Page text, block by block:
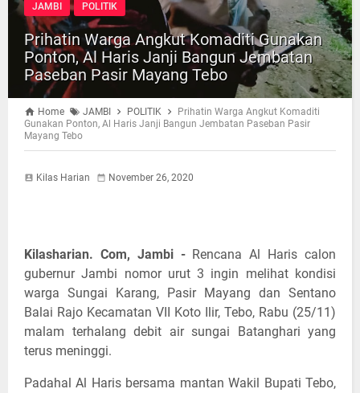
JAMBI POLITIK
Prihatin Warga Angkut Komaditi Gunakan
Ponton, Al Haris Janji Bangun Jembatan
Paseban Pasir Mayang Tebo
Home JAMBI POLITIK
Prihatin Warga Angkut Komaditi
Gunakan Ponton, Al Haris Janji Bangun Jembatan Paseban Pasir
Mayang Tebo
Kilas Harian November 26, 2020
Kilasharian. Com, Jambi -Rencana Al Haris calon
gubernur Jambi nomor urut 3 ingin melihat kondisi
warga Sungai Karang, Pasir Mayang dan Sentano
Balai Rajo Kecamatan VII Koto Ilir, Tebo, Rabu (25/11)
malam terhalang debit air sungai Batanghari yang
terus meninggi.
Padahal Al Haris bersama mantan Wakil Bupati Tebo,